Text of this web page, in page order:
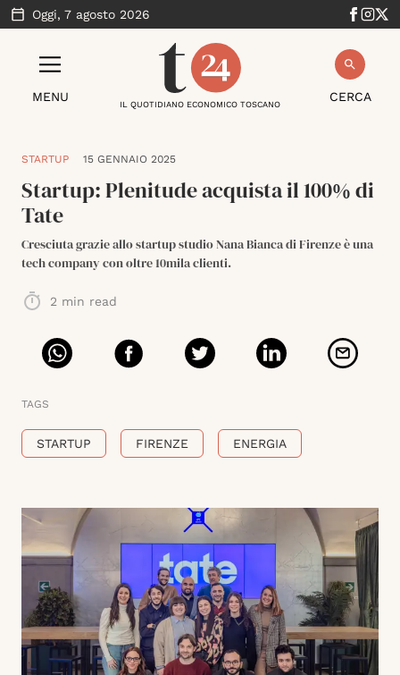
Oggi, 7 agosto 2026
MENU CERCA
IL QUOTIDIANO ECONOMICO TOSCANO
STARTUP 15 GENNAIO 2025
Startup: Plenitude acquista il 100% di
Tate
Cresciuta grazie allo startup studio Nana Bianca di Firenze è una
tech company con oltre 10mila clienti.
2 min read
TAGS
STARTUP FIRENZE ENERGIA